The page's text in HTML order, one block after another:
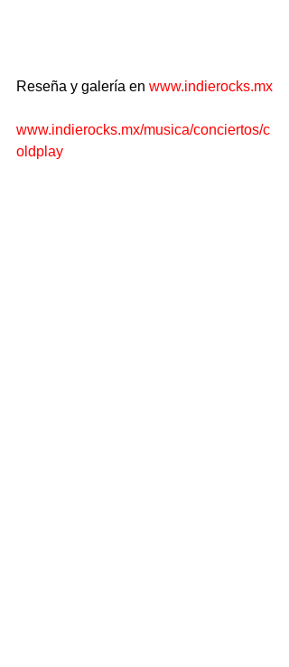
Reseña y galería en www.indierocks.mx
www.indierocks.mx/musica/conciertos/c
oldplay